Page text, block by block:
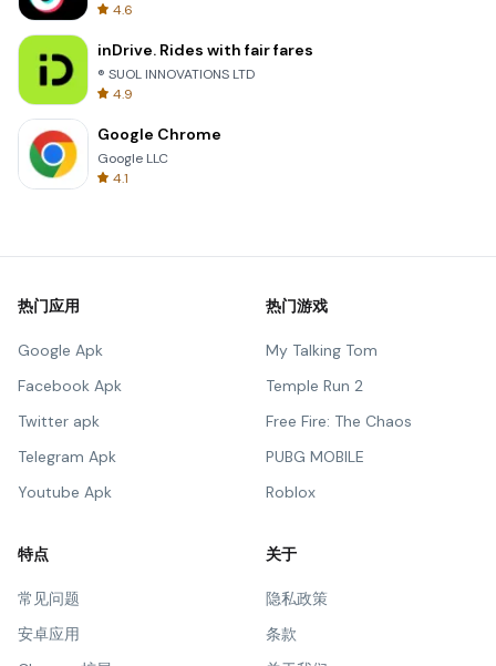
4.6
inDrive. Rides with fair fares
® SUOL INNOVATIONS LTD
4.9
Google Chrome
Google LLC
4.1
热门应用
Google Apk
Facebook Apk
Twitter apk
Telegram Apk
Youtube Apk
热门游戏
My Talking Tom
Temple Run 2
Free Fire: The Chaos
PUBG MOBILE
Roblox
特点
常见问题
安卓应用
关于
隐私政策
条款